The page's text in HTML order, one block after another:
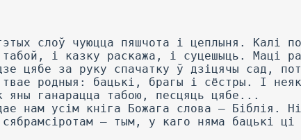
слоў чуюцца пяшчота і цеплыня. Калі
і казку раскажа, і суцешыць. Маці
цябе за руку спачатку ў дзіцячы сад,
родныя: бацькі, брагы і сёстры. I
ганарацца табою, песцяць цябе...
нам усім кніга Божага слова — Біблія.
— тым, у каго няма бацькі ці